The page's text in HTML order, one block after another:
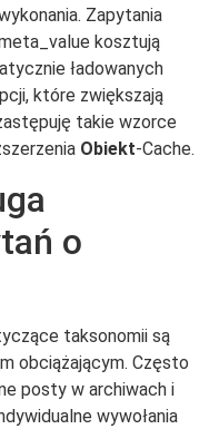
Zapytania
kosztują
ładowanych
które zwiększają
takie wzorce
Obiekt-Cache.
o
taksonomii są
obciążającym. Często
posty w archiwach i
wywołania